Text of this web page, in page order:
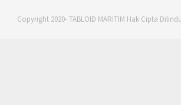
Copyright 2020- TABLOID MARITIM Hak Cipta